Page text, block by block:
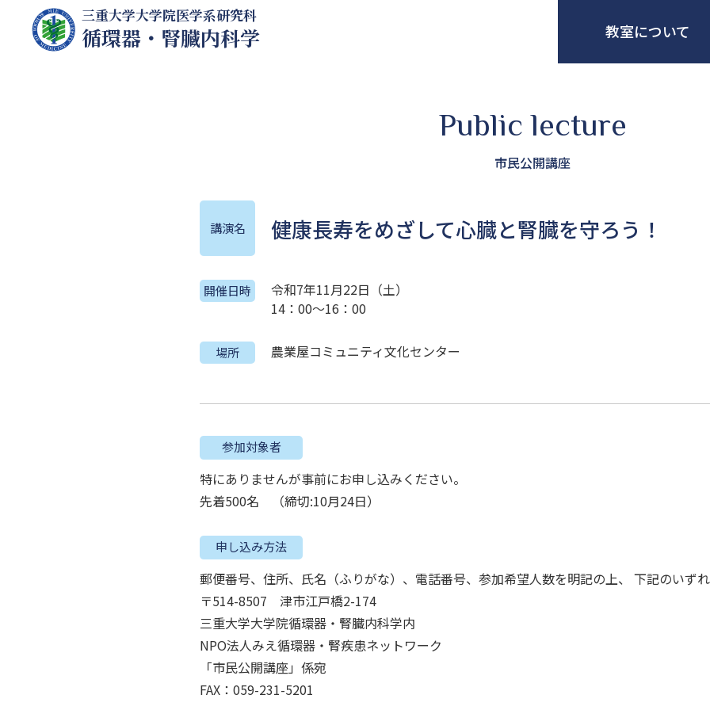
三重大学大学院医学系研究科
循環器・腎臓内科学 教室について
Public lecture
市民公開講座
講演名 健康長寿をめざして心臓と腎臓を守ろう！
開催日時
令和7年11月22日（土）
14：00～16：00
場所 農業屋コミュニティ文化センター
参加対象者
特にありませんが事前にお申し込みください。
先着500名 （締切:10月24日）
申し込み方法
郵便番号、住所、氏名（ふりがな）、電話番号、参加希望人数を明記の上、 下記のいず
〒514-8507 津市江戸橋2-174
三重大学大学院循環器・腎臓内科学内
NPO法人みえ循環器・腎疾患ネットワーク
「市民公開講座」係宛
FAX：059-231-5201